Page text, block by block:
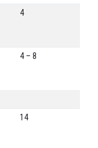
4
4 – 8
14